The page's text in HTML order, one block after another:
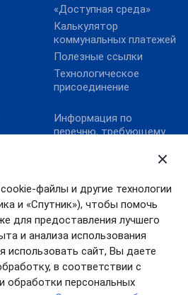
файлы и другие технологии
и «Спутник»), чтобы помочь
для предоставления лучшего
и анализа использования
использовать сайт, Вы даете
в соответствии с
обработки персональных
«Доступная среда»
Калькулятор
коммунальных платежей
Полезные ссылки
Технологическое
присоединение
Информация по
перечню, требующему
Ивановской области от
13.10.2011№ 316-п
Конкурс «МедиаТЭК»